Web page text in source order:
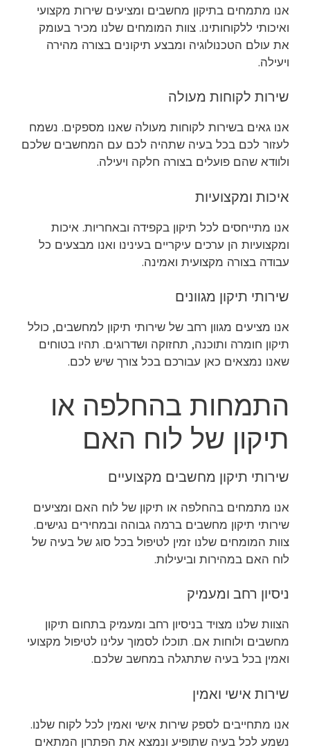
אנו מתמחים בתיקון מחשבים ומציעים שירות מקצועי
ואיכותי ללקוחותינו. צוות המומחים שלנו מכיר בעומק
את עולם הטכנולוגיה ומבצע תיקונים בצורה מהירה
ויעילה.
שירות לקוחות מעולה
אנו גאים בשירות לקוחות מעולה שאנו מספקים. נשמח
לעזור לכם בכל בעיה שתהיה לכם עם המחשבים שלכם
ולוודא שהם פועלים בצורה חלקה ויעילה.
איכות ומקצועיות
אנו מתייחסים לכל תיקון בקפידה ובאחריות. איכות
ומקצועיות הן ערכים עיקריים בעינינו ואנו מבצעים כל
עבודה בצורה מקצועית ואמינה.
שירותי תיקון מגוונים
אנו מציעים מגוון רחב של שירותי תיקון למחשבים, כולל
תיקון חומרה ותוכנה, תחזוקה ושדרוגים. תהיו בטוחים
שאנו נמצאים כאן עבורכם בכל צורך שיש לכם.
התמחות בהחלפה או
תיקון של לוח האם
שירותי תיקון מחשבים מקצועיים
אנו מתמחים בהחלפה או תיקון של לוח האם ומציעים
שירותי תיקון מחשבים ברמה גבוהה ובמחירים נגישים.
צוות המומחים שלנו זמין לטיפול בכל סוג של בעיה של
לוח האם במהירות וביעילות.
ניסיון רחב ומעמיק
הצוות שלנו מצויד בניסיון רחב ומעמיק בתחום תיקון
מחשבים ולוחות אם. תוכלו לסמוך עלינו לטיפול מקצועי
ואמין בכל בעיה שתתגלה במחשב שלכם.
שירות אישי ואמין
אנו מתחייבים לספק שירות אישי ואמין לכל לקוח שלנו.
נשמע לכל בעיה שתופיע ונמצא את הפתרון המתאים